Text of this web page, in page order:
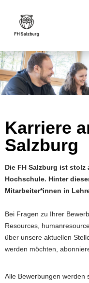
Deutsch Englisch
Stellenangebote
Karriere
Salzburg
Die FH Salzburg ist
Hochschule. Hinter
Mitarbeiter*innen in
Bei Fragen zu Ihrer
Resources,
über unsere aktuellen
werden möchten,
Alle Bewerbungen werden